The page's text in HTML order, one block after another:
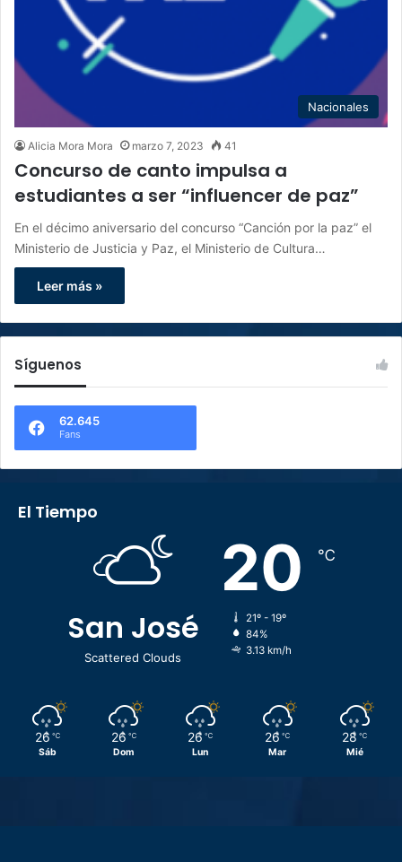
Nacionales
Alicia Mora Mora marzo 7, 2023 41
Concurso de canto impulsa a
estudiantes a ser “influencer de paz”
En el décimo aniversario del concurso “Canción por la paz” el
Ministerio de Justicia y Paz, el Ministerio de Cultura…
Leer más »
Síguenos
62.645
Fans
El Tiempo
San José
Scattered Clouds
20 ℃
21º - 19º
84%
3.13 km/h
26 ℃
Sáb
26 ℃
Dom
26 ℃
Lun
26 ℃
Mar
28 ℃
Mié